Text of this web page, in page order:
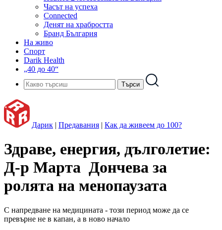
Часът на успеха
Connected
Денят на храбростта
Бранд България
На живо
Спорт
Darik Health
„40 до 40“
Дарик | Предавания | Как да живеем до 100?
Здраве, енергия, дълголетие:
Д-р Марта Дончева за
ролята на менопаузата
С напредване на медицината - този период може да се
превърне не в капан, а в ново начало